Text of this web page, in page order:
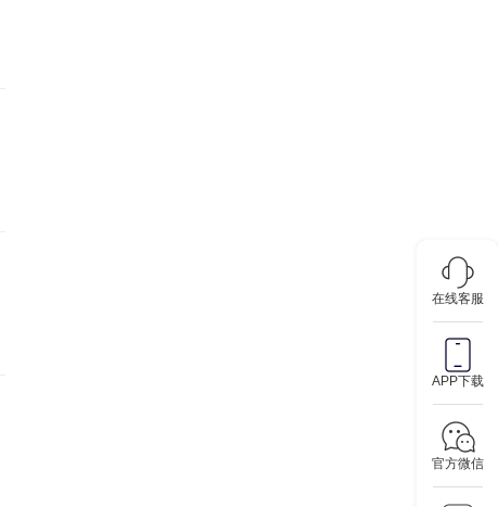
在线客服
APP下载
官方微信